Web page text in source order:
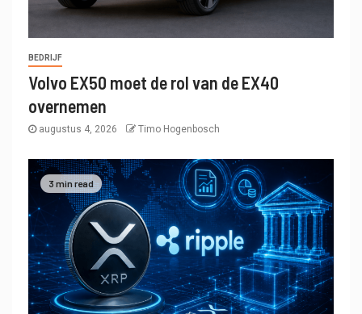
BEDRIJF
Volvo EX50 moet de rol van de EX40
overnemen
augustus 4, 2026 Timo Hogenbosch
3 min read